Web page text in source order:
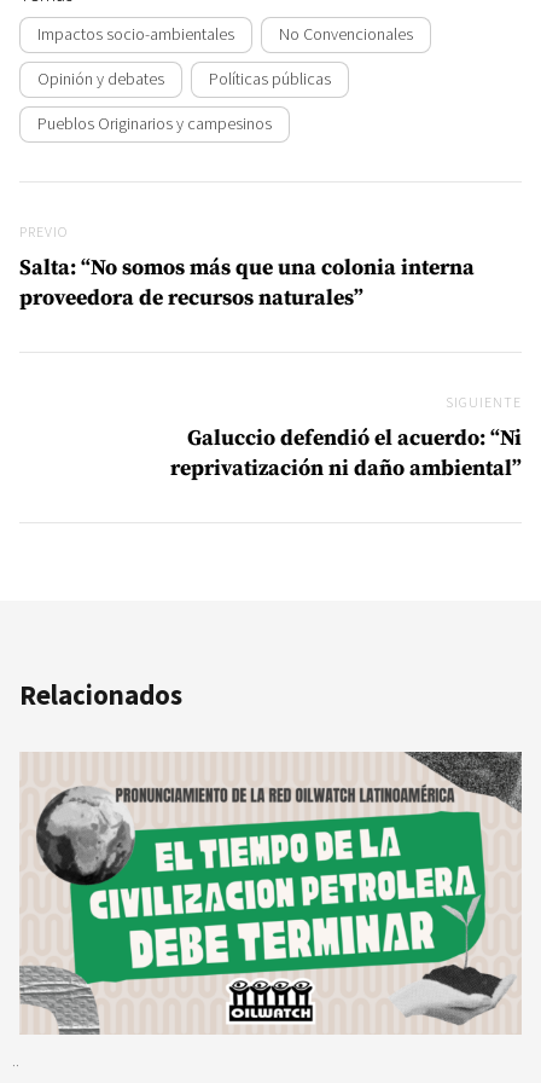
Impactos socio-ambientales No Convencionales
Opinión y debates Políticas públicas
Pueblos Originarios y campesinos
Previo
PREVIO
Salta: “No somos más que una colonia interna
proveedora de recursos naturales”
SIGUIENTE
Galuccio defendió el acuerdo: “Ni
reprivatización ni daño ambiental”
Relacionados